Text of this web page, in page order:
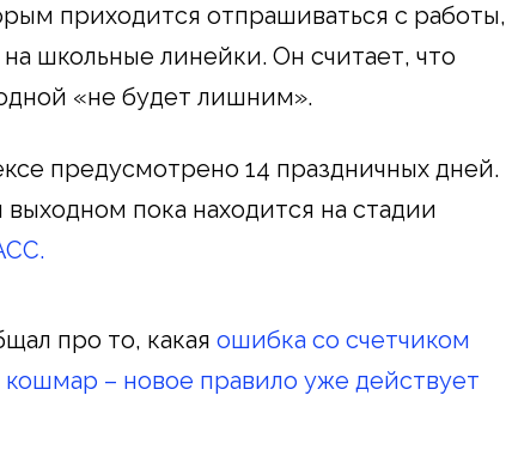
приходится отпрашиваться с работы,
школьные линейки. Он считает, что
«не будет лишним».
предусмотрено 14 праздничных дней.
пока находится на стадии
про то, какая ошибка со счетчиком
– новое правило уже действует